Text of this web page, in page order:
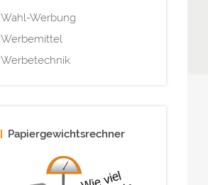
Wahl-Werbung
Werbemittel
Werbetechnik
Papiergewichtsrechner